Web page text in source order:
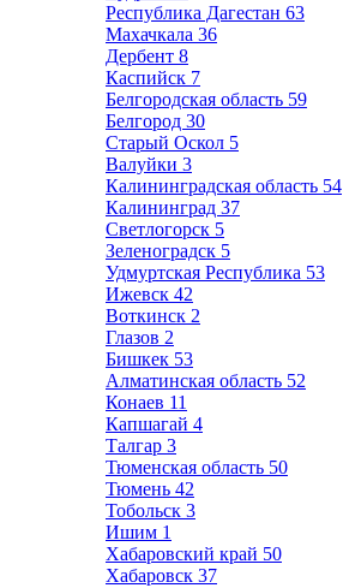
Республика Дагестан 63
Махачкала 36
Дербент 8
Каспийск 7
Белгородская область 59
Белгород 30
Старый Оскол 5
Валуйки 3
Калининградская область 54
Калининград 37
Светлогорск 5
Зеленоградск 5
Удмуртская Республика 53
Ижевск 42
Воткинск 2
Глазов 2
Бишкек 53
Алматинская область 52
Конаев 11
Капшагай 4
Талгар 3
Тюменская область 50
Тюмень 42
Тобольск 3
Ишим 1
Хабаровский край 50
Хабаровск 37